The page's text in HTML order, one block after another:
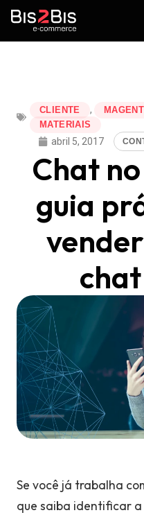
CLIENTE ,
MATERIAIS
abril 5, 2017
Chat
guia
Se você já trabalha
que saiba identificar